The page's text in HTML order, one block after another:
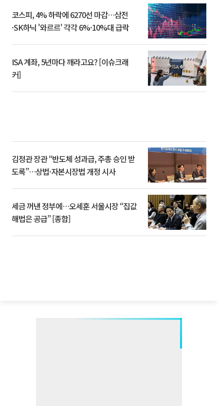
코스피, 4% 하락에 6270선 마감…삼전
·SK하닉 '와르르' 각각 6%·10%대 급락
ISA 계좌, 5년마다 깨라고요? [이슈크래
커]
김정관 장관 “반도체 성과급, 주총 승인 받
도록”…상법·자본시장법 개정 시사
세금 꺼낸 정부에…오세훈 서울시장 “집값
해법은 공급” [종합]